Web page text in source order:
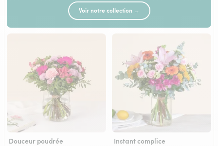
Voir notre collection →
Douceur poudrée Instant complice